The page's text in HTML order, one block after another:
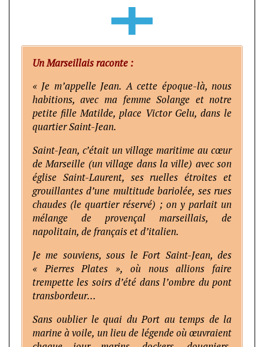
Un Marseillais raconte :
« Je m’appelle Jean. A cette époque-là, nous
habitions, avec ma femme Solange et notre
petite fille Matilde, place Victor Gelu, dans le
quartier Saint-Jean.
Saint-Jean, c’était un village maritime au cœur
de Marseille (un village dans la ville) avec son
église Saint-Laurent, ses ruelles étroites et
grouillantes d’une multitude bariolée, ses rues
chaudes (le quartier réservé) ; on y parlait un
mélange de provençal marseillais, de
napolitain, de français et d’italien.
Je me souviens, sous le Fort Saint-Jean, des
« Pierres Plates », où nous allions faire
trempette les soirs d’été dans l’ombre du pont
transbordeur…
Sans oublier le quai du Port au temps de la
marine à voile, un lieu de légende où œuvraient